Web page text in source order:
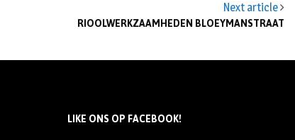
Next article
RIOOLWERKZAAMHEDEN BLOEYMANSTRAAT
LIKE ONS OP FACEBOOK!